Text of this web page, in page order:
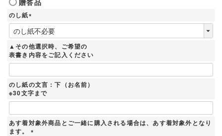
のし紙
(
必
須
)
▲その他選択時、ご希望の
表書き内容をご記入ください
のし紙の文言：下（お名前）
※30文字まで
あす着対象外商品とご一緒に購入される場合は、あす着対象外となり
ます。